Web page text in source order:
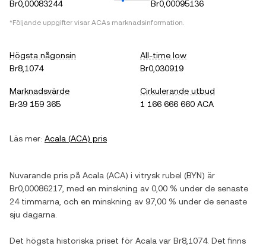
Br0,00083244
Br0,00095136
*Följande uppgifter visar ACAs marknadsinformation.
Högsta någonsin
Br8,1074
All-time low
Br0,030919
Marknadsvärde
Br39 159 365
Cirkulerande utbud
1 166 666 660 ACA
Läs mer: Acala (ACA) pris
Nuvarande pris på Acala (ACA) i vitrysk rubel (BYN) är
Br0,00086217 , med en minskning av 0,00 % under de senaste
24 timmarna, och en minskning av 97,00 % under de senaste
sju dagarna.
Det högsta historiska priset för Acala var Br8,1074. Det finns